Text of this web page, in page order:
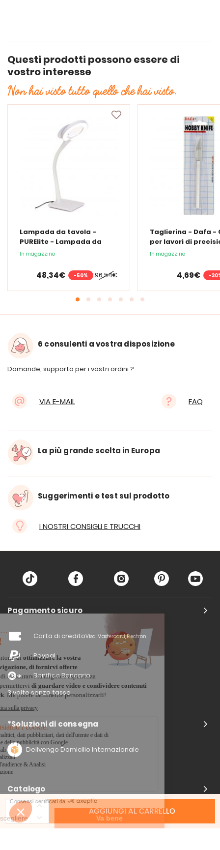
AGGIUNGI AL CARRELLO
Questi prodotti possono essere di
vostro interesse
Non hai visto tutto quello che hai visto.
Lampada da tavola -
PURElite - Lampada da
tavolo a LED
In magazzino
96,54€
48,34€ -50%
Taglierina - Dafa -
per lavori di
In magazzino
4,69€ -
6 consulenti a vostra disposizione
Domande, supporto per i vostri ordini ?
VIA E-MAIL FAQ
La più grande scelta in Europa
Suggerimenti e test sul prodotto
I NOSTRI CONSIGLI E TRUCCHI
Pagamento sicuro
Carta di creditoVisa, Mastercard, Electron
Paypal
Bonifico Bancario
3 volte senza tasse
*Soluzioni di consegna
Delivengo Domicilio Internazionale
Catalogo